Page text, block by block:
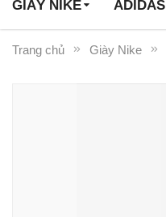
GIÀY NIKE ADIDAS
Trang chủ Giày Nike